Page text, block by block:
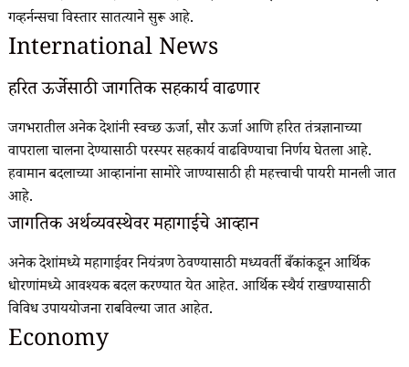
गव्हर्नन्सचा विस्तार सातत्याने सुरू आहे.
International News
हरित ऊर्जेसाठी जागतिक सहकार्य वाढणार
जगभरातील अनेक देशांनी स्वच्छ ऊर्जा, सौर ऊर्जा आणि हरित तंत्रज्ञानाच्या
वापराला चालना देण्यासाठी परस्पर सहकार्य वाढविण्याचा निर्णय घेतला आहे.
हवामान बदलाच्या आव्हानांना सामोरे जाण्यासाठी ही महत्त्वाची पायरी मानली जात
आहे.
जागतिक अर्थव्यवस्थेवर महागाईचे आव्हान
अनेक देशांमध्ये महागाईवर नियंत्रण ठेवण्यासाठी मध्यवर्ती बँकांकडून आर्थिक
धोरणांमध्ये आवश्यक बदल करण्यात येत आहेत. आर्थिक स्थैर्य राखण्यासाठी
विविध उपाययोजना राबविल्या जात आहेत.
Economy